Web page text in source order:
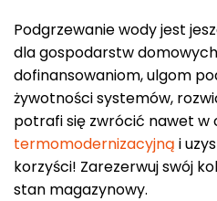
Podgrzewanie wody jest
dla gospodarstw
dofinansowaniom, ulgom
żywotności systemów,
potrafi się zwrócić nawet w
termomodernizacyjną i
korzyści! Zarezerwuj swój
stan magazynowy.